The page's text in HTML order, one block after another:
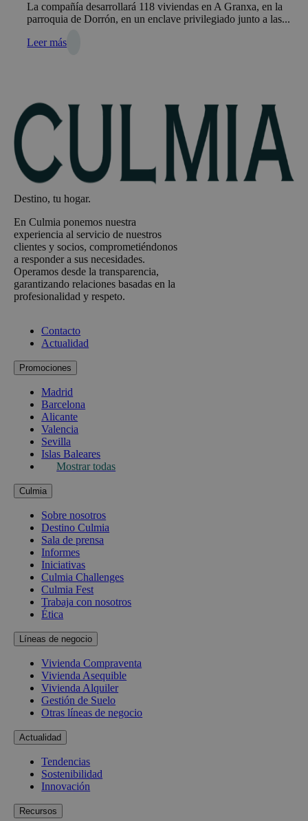
La compañía desarrollará 118 viviendas en A Granxa, en la
parroquia de Dorrón, en un enclave privilegiado junto a las...
Leer más
Destino, tu hogar.
En Culmia ponemos nuestra
experiencia al servicio de nuestros
clientes y socios, comprometiéndonos
a responder a sus necesidades.
Operamos desde la transparencia,
garantizando relaciones basadas en la
profesionalidad y respeto.
Contacto
Actualidad
Promociones
Madrid
Barcelona
Alicante
Valencia
Sevilla
Islas Baleares
Mostrar todas
Culmia
Sobre nosotros
Destino Culmia
Sala de prensa
Informes
Iniciativas
Culmia Challenges
Culmia Fest
Trabaja con nosotros
Ética
Líneas de negocio
Vivienda Compraventa
Vivienda Asequible
Vivienda Alquiler
Gestión de Suelo
Otras líneas de negocio
Actualidad
Tendencias
Sostenibilidad
Innovación
Recursos